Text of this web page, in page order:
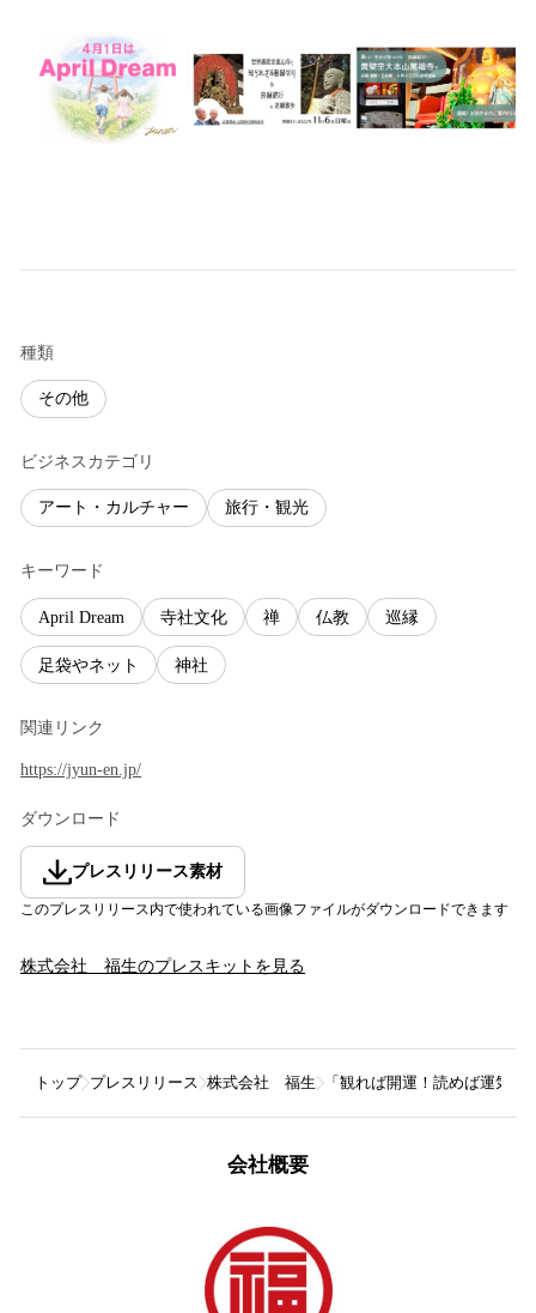
種類
その他
ビジネスカテゴリ
アート・カルチャー 旅行・観光
キーワード
April Dream 寺社文化 禅 仏教 巡縁
足袋やネット 神社
関連リンク
https://jyun-en.jp/
ダウンロード
プレスリリース素材
このプレスリリース内で使われている画像ファイルがダウンロードできます
株式会社 福生のプレスキットを見る
トップ プレスリリース 株式会社 福生 「観れば開運！読めば運気
会社概要